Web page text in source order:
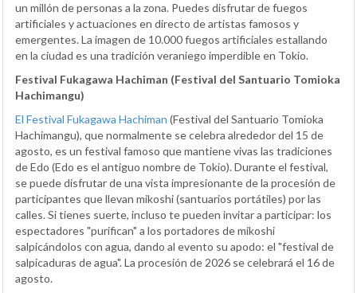
un millón de personas a la zona. Puedes disfrutar de fuegos
artificiales y actuaciones en directo de artistas famosos y
emergentes. La imagen de 10.000 fuegos artificiales estallando
en la ciudad es una tradición veraniego imperdible en Tokio.
Festival Fukagawa Hachiman (Festival del Santuario Tomioka
Hachimangu)
El Festival Fukagawa Hachiman (Festival del Santuario Tomioka
Hachimangu), que normalmente se celebra alrededor del 15 de
agosto, es un festival famoso que mantiene vivas las tradiciones
de Edo (Edo es el antiguo nombre de Tokio). Durante el festival,
se puede disfrutar de una vista impresionante de la procesión de
participantes que llevan mikoshi (santuarios portátiles) por las
calles. Si tienes suerte, incluso te pueden invitar a participar: los
espectadores "purifican" a los portadores de mikoshi
salpicándolos con agua, dando al evento su apodo: el "festival de
salpicaduras de agua". La procesión de 2026 se celebrará el 16 de
agosto.